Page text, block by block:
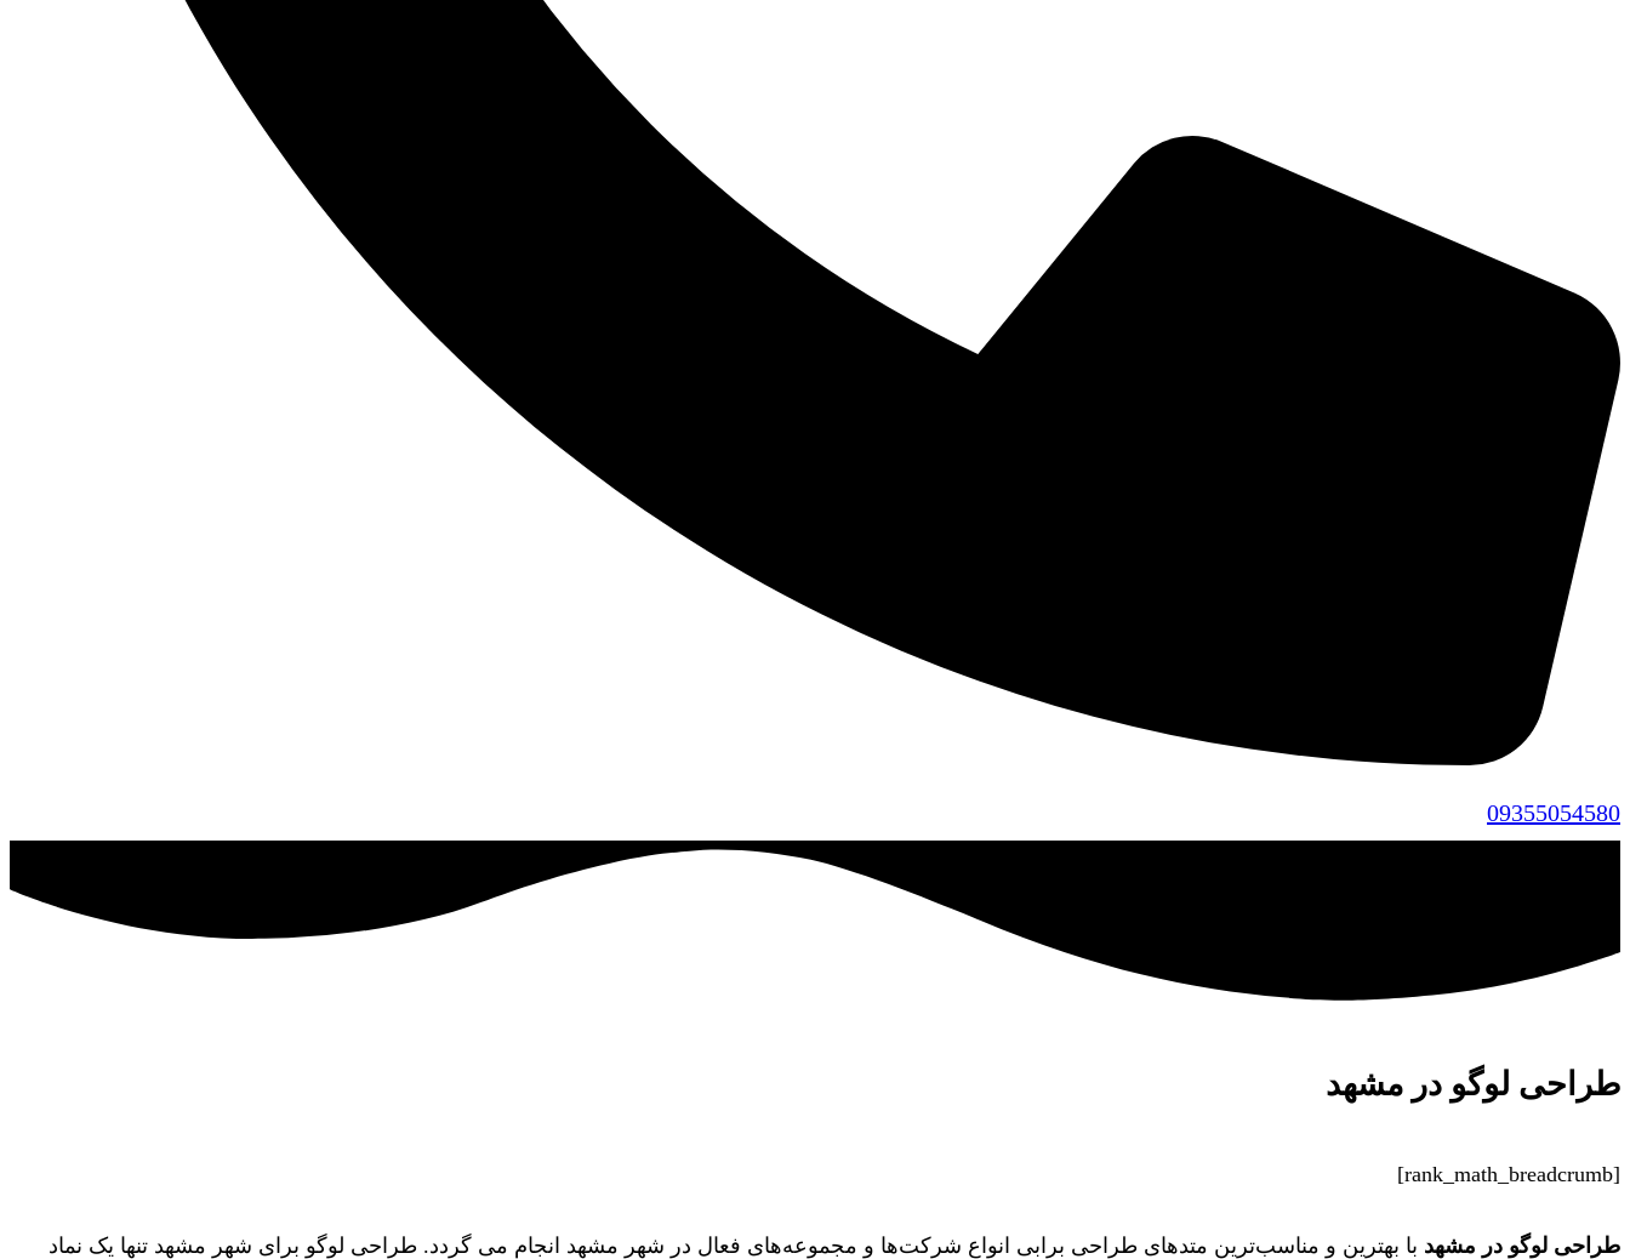
09355054580
طراحی لوگو در مشهد
[rank_math_breadcrumb]
طراحی لوگو در مشهد با بهترین و مناسب‌ترین متدهای طراحی برابی انواع شرکت‌ها و مجموعه‌های فعال در شهر مشهد انجام می گردد. طراحی لوگو برای شهر مشهد تنها یک نماد